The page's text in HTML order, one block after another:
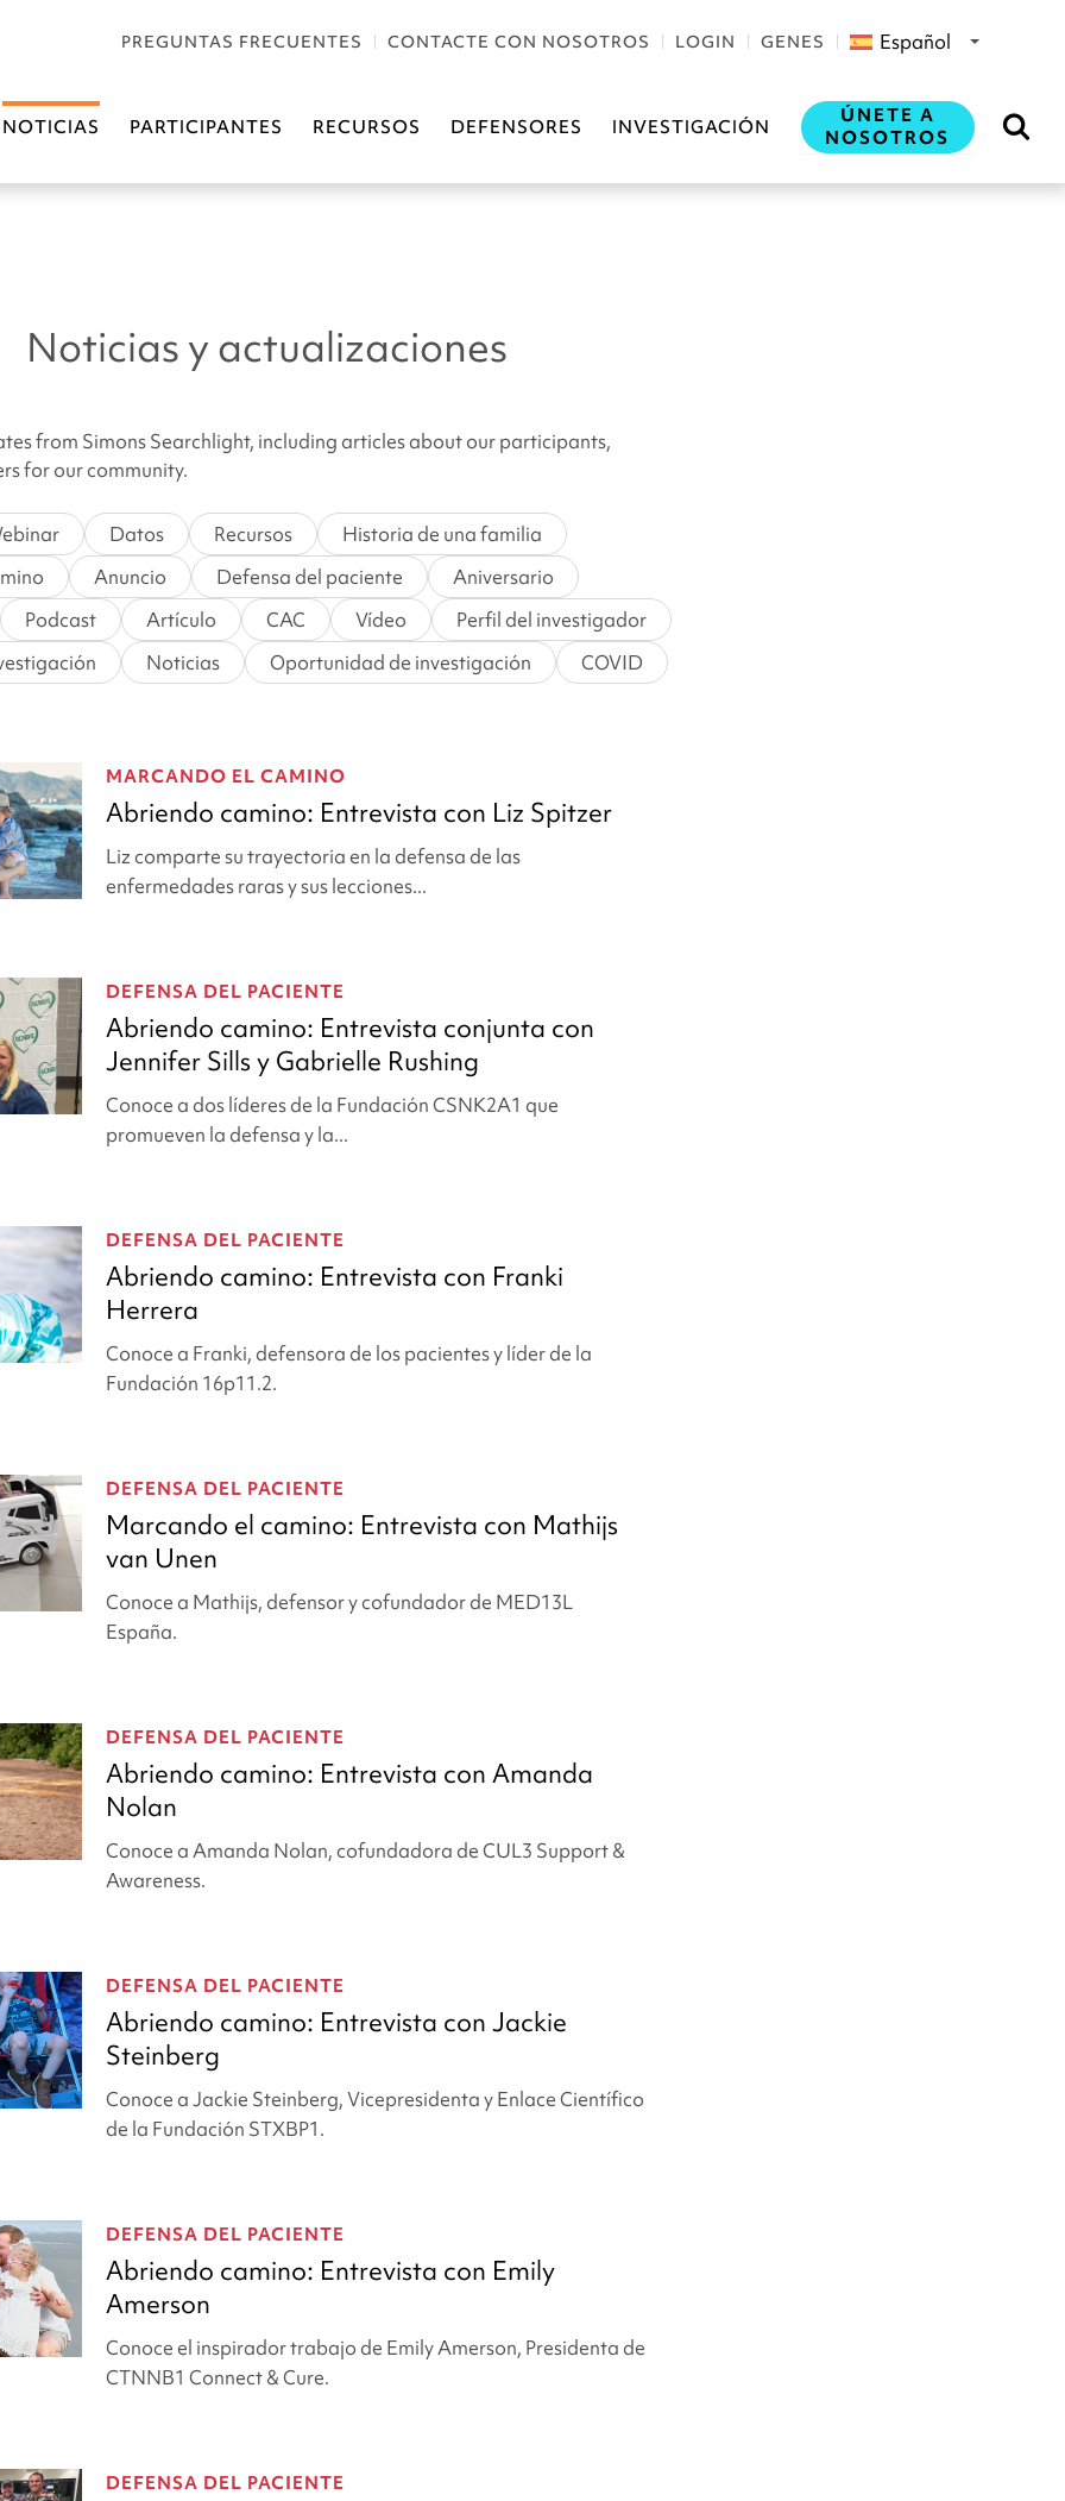
PREGUNTAS FRECUENTES CONTACTE CON NOSOTROS LOGIN GENES Español
NOTICIAS PARTICIPANTES RECURSOS DEFENSORES INVESTIGACIÓN
ÚNETE A
NOSOTROS
Noticias y actualizaciones
from Simons Searchlight, including articles about our participants,
for our community.
Datos Recursos
Historia de una familia
Anuncio Defensa del paciente
Aniversario
Podcast Artículo CAC Vídeo
Perfil del investigador
Noticias Oportunidad de investigación COVID
MARCANDO EL CAMINO
Abriendo camino: Entrevista con Liz Spitzer
Liz comparte su trayectoria en la defensa de las
enfermedades raras y sus lecciones...
DEFENSA DEL PACIENTE
Abriendo camino: Entrevista conjunta con
Jennifer Sills y Gabrielle Rushing
Conoce a dos líderes de la Fundación CSNK2A1 que
promueven la defensa y la...
DEFENSA DEL PACIENTE
Abriendo camino: Entrevista con Franki
Herrera
Conoce a Franki, defensora de los pacientes y líder de la
Fundación 16p11.2.
DEFENSA DEL PACIENTE
Marcando el camino: Entrevista con Mathijs
van Unen
Conoce a Mathijs, defensor y cofundador de MED13L
España.
DEFENSA DEL PACIENTE
Abriendo camino: Entrevista con Amanda
Nolan
Conoce a Amanda Nolan, cofundadora de CUL3 Support &
Awareness.
DEFENSA DEL PACIENTE
Abriendo camino: Entrevista con Jackie
Steinberg
Conoce a Jackie Steinberg, Vicepresidenta y Enlace Científico
de la Fundación STXBP1.
DEFENSA DEL PACIENTE
Abriendo camino: Entrevista con Emily
Amerson
Conoce el inspirador trabajo de Emily Amerson, Presidenta de
CTNNB1 Connect & Cure.
DEFENSA DEL PACIENTE